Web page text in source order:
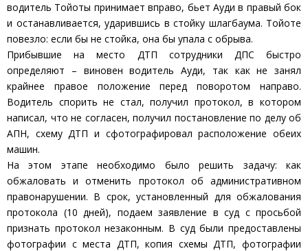
водитель Тойоты принимает вправо, бьет Ауди в правый бок
и останавливается, ударившись в стойку шлагбаума. Тойоте
повезло: если бы не стойка, она бы упала с обрыва.
Прибывшие на место ДТП сотрудники ДПС быстро
определяют – виновен водитель Ауди, так как не занял
крайнее правое положение перед поворотом направо.
Водитель спорить не стал, получил протокол, в котором
написал, что не согласен, получил постановление по делу об
АПН, схему ДТП и сфотографировал расположение обеих
машин.
На этом этапе необходимо было решить задачу: как
обжаловать и отменить протокол об административном
правонарушении. В срок, установленный для обжалования
протокола (10 дней), подаем заявление в суд с просьбой
признать протокол незаконным. В суд были предоставлены
фотографии с места ДТП, копия схемы ДТП, фотографии